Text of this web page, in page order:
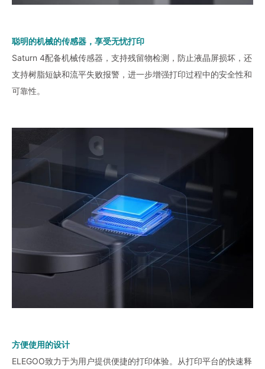
聪明的机械的传感器，享受无忧打印
Saturn 4配备机械传感器，支持残留物检测，防止液晶屏损坏，还
支持树脂短缺和流平失败报警，进一步增强打印过程中的安全性和
可靠性。
方便使用的设计
ELEGOO致力于为用户提供便捷的打印体验。从打印平台的快速释